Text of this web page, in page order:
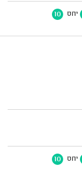
יחס 10
יחס 10